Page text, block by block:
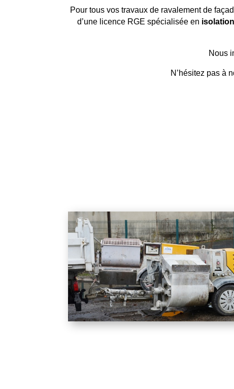
Pour tous vos travaux de ravalement de
d’une licence RGE spécialisée en
Nous
N’hésitez pas à